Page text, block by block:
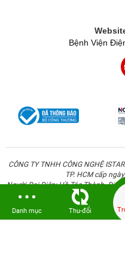
Bệnh Viện
CÔNG TY TNHH CÔNG NGHỆ
TP. HCM cấp
Người Đại Diện: Hồ Tác Thành. Địa
Danh mục Thu-đổi